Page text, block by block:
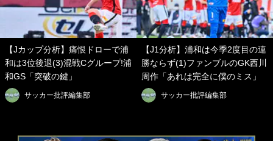
【Jカップ分析】痛恨ドローで浦
和は3位後退(3)混戦Cグループ!浦
和GS「突破の鍵」
サッカー批評編集部
【J1分析】浦和は今季2度目の連
勝ならず(1)ファンブルのGK西川
周作「あれは完全に僕のミス」
サッカー批評編集部